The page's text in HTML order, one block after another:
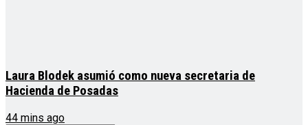
Laura Blodek asumió como nueva secretaria de
Hacienda de Posadas
44 mins ago